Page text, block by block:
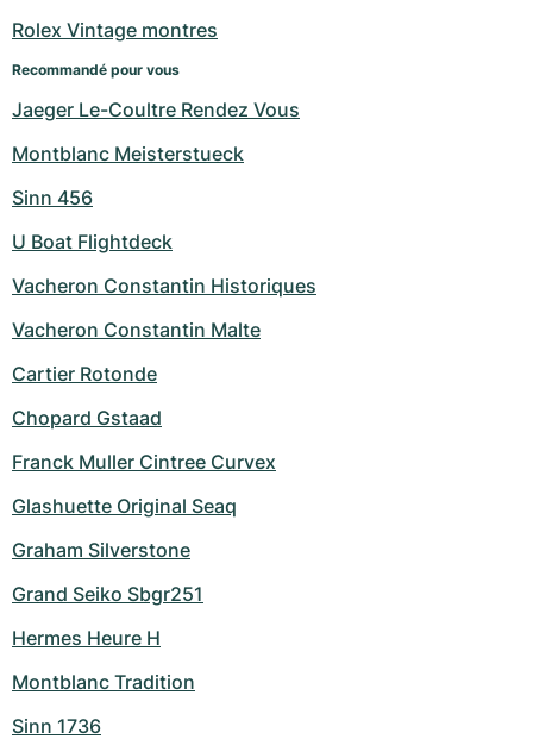
Rolex Vintage montres
Recommandé pour vous
Jaeger Le-Coultre Rendez Vous
Montblanc Meisterstueck
Sinn 456
U Boat Flightdeck
Vacheron Constantin Historiques
Vacheron Constantin Malte
Cartier Rotonde
Chopard Gstaad
Franck Muller Cintree Curvex
Glashuette Original Seaq
Graham Silverstone
Grand Seiko Sbgr251
Hermes Heure H
Montblanc Tradition
Sinn 1736